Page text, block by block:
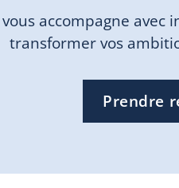
accompagne
transformer vos
Prendre